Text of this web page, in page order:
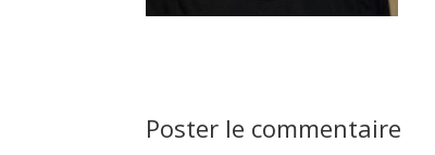
Poster le commentaire